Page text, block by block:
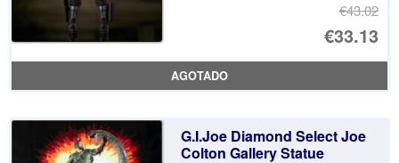
€43.02
El
€33.13
El
AGOTADO
G.I.Joe Diamond Select Joe
Colton Gallery Statue